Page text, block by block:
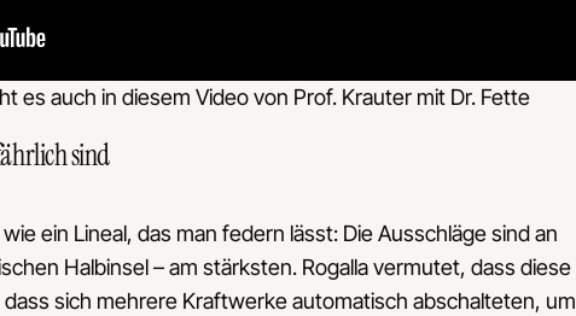
es auch in diesem Video von Prof. Krauter mit Dr. Fette
sind
ein Lineal, das man federn lässt: Die Ausschläge sind an
Halbinsel – am stärksten. Rogalla vermutet, dass diese
sich mehrere Kraftwerke automatisch abschalteten, um